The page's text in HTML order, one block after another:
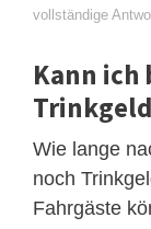
vollständige
Kann ich
Wie lange
noch
Fahrgäste